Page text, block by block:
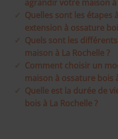
agrandir votre maison à
Quelles sont les étapes
extension à ossature
Quels sont les
maison à La Rochelle ?
Comment choisir un
maison à ossature bois
Quelle est la durée de
bois à La Rochelle ?